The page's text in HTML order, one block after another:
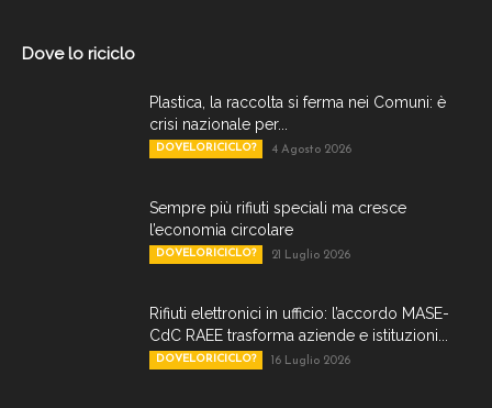
Dove lo riciclo
Plastica, la raccolta si ferma nei Comuni: è
crisi nazionale per...
DOVELORICICLO? 4 Agosto 2026
Sempre più rifiuti speciali ma cresce
l’economia circolare
DOVELORICICLO? 21 Luglio 2026
Rifiuti elettronici in ufficio: l’accordo MASE-
CdC RAEE trasforma aziende e istituzioni...
DOVELORICICLO? 16 Luglio 2026